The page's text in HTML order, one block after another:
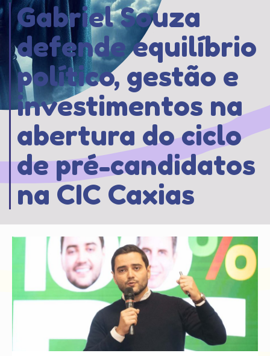
Gabriel Souza
defende equilíbrio
político, gestão e
investimentos na
abertura do ciclo
de pré-candidatos
na CIC Caxias